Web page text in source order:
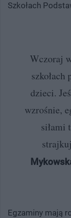
Szkołach
Wczoraj
szkołach
dzieci.
wzrośnie,
siłami
Egzaminy mają